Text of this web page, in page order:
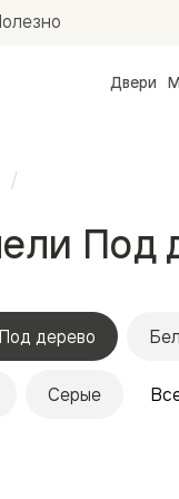
Двери
Галант
Нео
-
скрытые
двери
Под
Под дерево
Серые